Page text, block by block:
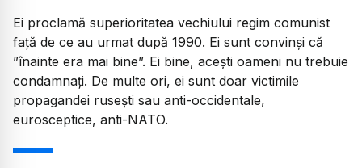
Ei proclamă superioritatea vechiului regim comunist
față de ce au urmat după 1990. Ei sunt convinși că
”înainte era mai bine”. Ei bine, acești oameni nu trebuie
condamnați. De multe ori, ei sunt doar victimile
propagandei rusești sau anti-occidentale,
eurosceptice, anti-NATO.